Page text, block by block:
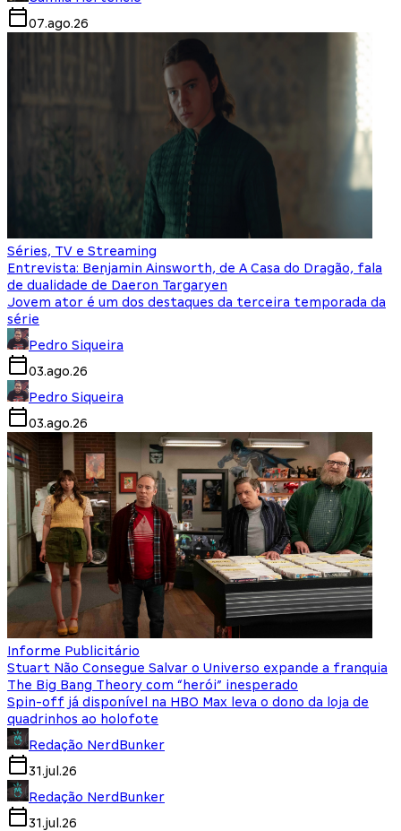
07.ago.26
Séries, TV e Streaming
Entrevista: Benjamin Ainsworth, de A Casa do Dragão, fala
de dualidade de Daeron Targaryen
Jovem ator é um dos destaques da terceira temporada da
série
Pedro Siqueira
03.ago.26
Pedro Siqueira
03.ago.26
Informe Publicitário
Stuart Não Consegue Salvar o Universo expande a franquia
The Big Bang Theory com “herói” inesperado
Spin-off já disponível na HBO Max leva o dono da loja de
quadrinhos ao holofote
Redação NerdBunker
31.jul.26
Redação NerdBunker
31.jul.26